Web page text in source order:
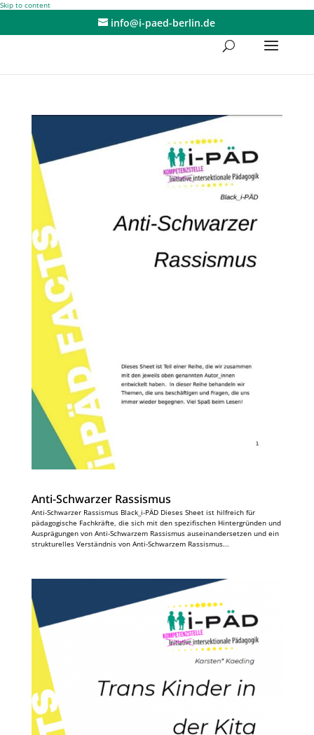
Skip to content
info@i-paed-berlin.de
Anti-Schwarzer Rassismus
Anti-Schwarzer Rassismus Black_i-PÄD Dieses Sheet ist hilfreich für
pädagogische Fachkräfte, die sich mit den spezifischen Hintergründen und
Ausprägungen von Anti-Schwarzem Rassismus auseinandersetzen und ein
strukturelles Verständnis von Anti-Schwarzem Rassismus...